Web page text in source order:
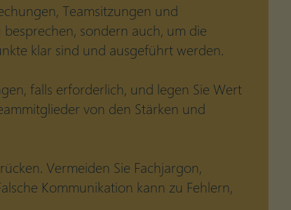
Teamsitzungen und
sondern auch, um die
klar sind und ausgeführt werden.
falls erforderlich, und legen Sie Wert
von den Stärken und
Vermeiden Sie Fachjargon,
Kommunikation kann zu Fehlern,